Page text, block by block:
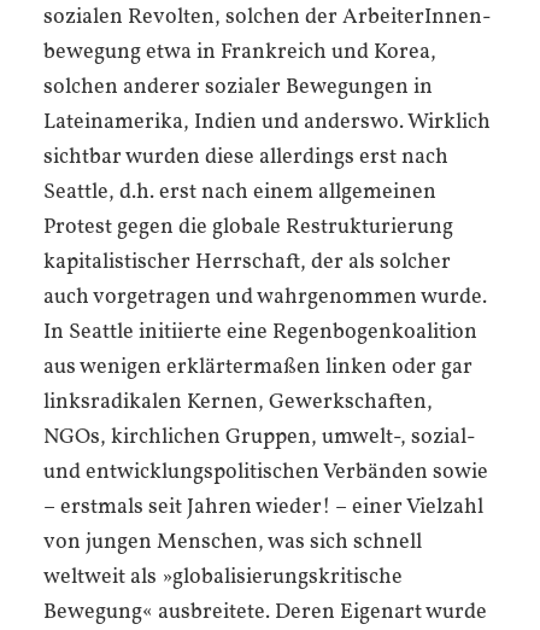
sozialen Revolten, solchen der ArbeiterInnen­
bewegung etwa in Frankreich und Korea,
solchen anderer sozialer Bewegungen in
Lateinamerika, Indien und anderswo. Wirklich
sichtbar wurden diese allerdings erst nach
Seattle, d.h. erst nach einem allgemeinen
Protest gegen die globale Restrukturierung
kapitalistischer Herrschaft, der als solcher
auch vorgetragen und wahrgenommen wurde.
In Seattle initiierte eine Regenbogenkoalition
aus wenigen erklärtermaßen linken oder gar
linksradikalen Kernen, Gewerkschaften,
NGOs, kirchlichen Gruppen, umwelt-, sozial-
und entwicklungspolitischen Verbänden sowie
– erstmals seit Jahren wieder! – einer Vielzahl
von jungen Menschen, was sich schnell
weltweit als »globalisierungs­kritische
Bewegung« ausbreitete. Deren Eigenart wurde